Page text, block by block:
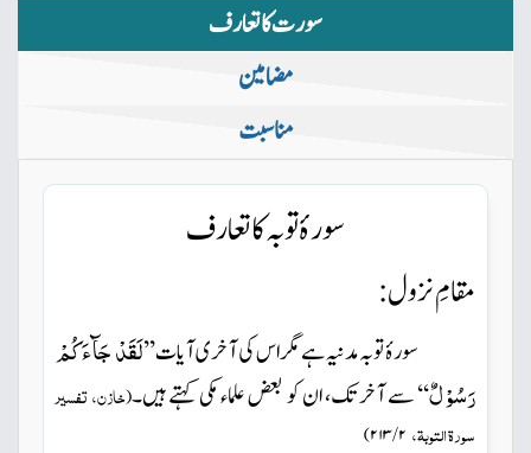
سورت کا تعارف
مضامین
مناسبت
سورۂ توبہ کا تعارف
مقامِ نزول:
سورۂ توبہ مدنیہ ہے مگر اس کی آخری آیات ’’لَقَدْ جَآءَكُمْ
رَسُوْلٌ‘‘ سے آخر تک، ان کو بعض علماء مکی کہتے ہیں۔(خازن، تفسیر
سورۃ التوبۃ، ۲ / ۲۱۳ )